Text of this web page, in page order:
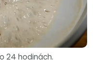
24 hodinách.